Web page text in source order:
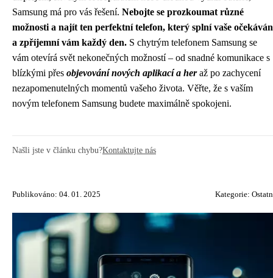
Samsung má pro vás řešení. Nebojte se prozkoumat různé
možnosti a najít ten perfektní telefon, který splní vaše
a zpříjemní vám každý den. S chytrým telefonem Samsung se
vám otevírá svět nekonečných možností – od snadné komunikace s
blízkými přes objevování nových aplikací a heraž po zachycení
nezapomenutelných momentů vašeho života. Věřte, že s vaším
novým telefonem Samsung budete maximálně spokojeni.
Našli jste v článku chybu?Kontaktujte nás
Publikováno: 04. 01. 2025 Kategorie: